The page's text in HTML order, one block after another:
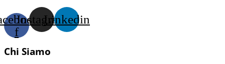
f
InstagramLinkedin
Chi Siamo